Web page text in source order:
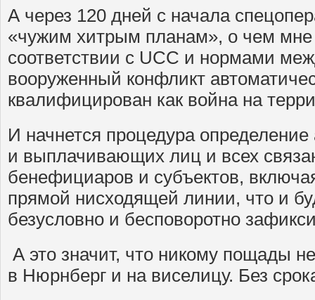
А через 120 дней с начала
«чужим хитрым планам», о чем мне
соответствии с UCC и нормами
вооруженный конфликт
квалифицирован как война на
И начнется процедура
и выплачивающих лиц и всех
бенефициаров и субъектов,
прямой нисходящей линии, что и
безусловно и бесповоротно
А это значит, что никому пощады
в Нюрнберг и на виселицу. Без